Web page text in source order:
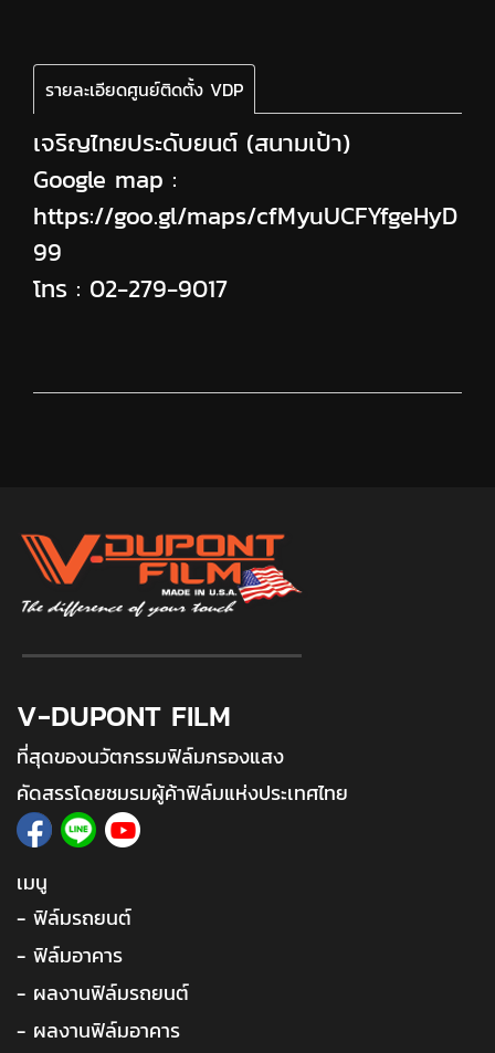
รายละเอียดศูนย์ติดตั้ง VDP
เจริญไทยประดับยนต์ (สนามเป้า)
Google map :
https://goo.gl/maps/cfMyuUCFYfgeHyD
99
โทร : 02-279-9017
V-DUPONT FILM
ที่สุดของนวัตกรรมฟิล์มกรองแสง
คัดสรรโดยชมรมผู้ค้าฟิล์มแห่งประเทศไทย
เมนู
- ฟิล์มรถยนต์
- ฟิล์มอาคาร
- ผลงานฟิล์มรถยนต์
- ผลงานฟิล์มอาคาร